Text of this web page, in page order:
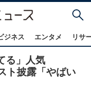
ジネス エンタメ リサ
る」人気
ト披露「やばい